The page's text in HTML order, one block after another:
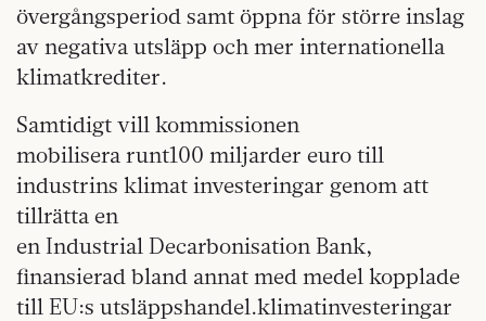
övergångsperiod samt öppna för större inslag
av negativa utsläpp och mer internationella
klimatkrediter.
Samtidigt vill kommissionen
mobilisera runt100 miljarder euro till
industrins klimat investeringar genom att
tillrätta en
en Industrial Decarbonisation Bank,
finansierad bland annat med medel kopplade
till EU:s utsläppshandel.klimatinvesteringar